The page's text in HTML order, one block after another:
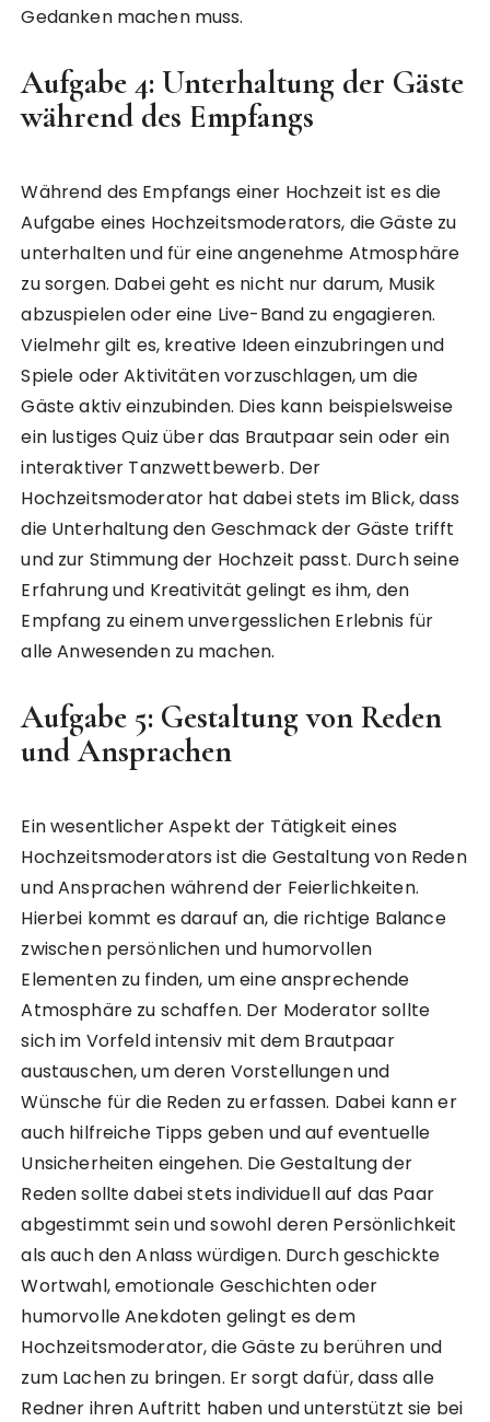
Gedanken machen muss.
Aufgabe 4: Unterhaltung der Gäste
während des Empfangs
Während des Empfangs einer Hochzeit ist es die
Aufgabe eines Hochzeitsmoderators, die Gäste zu
unterhalten und für eine angenehme Atmosphäre
zu sorgen. Dabei geht es nicht nur darum, Musik
abzuspielen oder eine Live-Band zu engagieren.
Vielmehr gilt es, kreative Ideen einzubringen und
Spiele oder Aktivitäten vorzuschlagen, um die
Gäste aktiv einzubinden. Dies kann beispielsweise
ein lustiges Quiz über das Brautpaar sein oder ein
interaktiver Tanzwettbewerb. Der
Hochzeitsmoderator hat dabei stets im Blick, dass
die Unterhaltung den Geschmack der Gäste trifft
und zur Stimmung der Hochzeit passt. Durch seine
Erfahrung und Kreativität gelingt es ihm, den
Empfang zu einem unvergesslichen Erlebnis für
alle Anwesenden zu machen.
Aufgabe 5: Gestaltung von Reden
und Ansprachen
Ein wesentlicher Aspekt der Tätigkeit eines
Hochzeitsmoderators ist die Gestaltung von Reden
und Ansprachen während der Feierlichkeiten.
Hierbei kommt es darauf an, die richtige Balance
zwischen persönlichen und humorvollen
Elementen zu finden, um eine ansprechende
Atmosphäre zu schaffen. Der Moderator sollte
sich im Vorfeld intensiv mit dem Brautpaar
austauschen, um deren Vorstellungen und
Wünsche für die Reden zu erfassen. Dabei kann er
auch hilfreiche Tipps geben und auf eventuelle
Unsicherheiten eingehen. Die Gestaltung der
Reden sollte dabei stets individuell auf das Paar
abgestimmt sein und sowohl deren Persönlichkeit
als auch den Anlass würdigen. Durch geschickte
Wortwahl, emotionale Geschichten oder
humorvolle Anekdoten gelingt es dem
Hochzeitsmoderator, die Gäste zu berühren und
zum Lachen zu bringen. Er sorgt dafür, dass alle
Redner ihren Auftritt haben und unterstützt sie bei